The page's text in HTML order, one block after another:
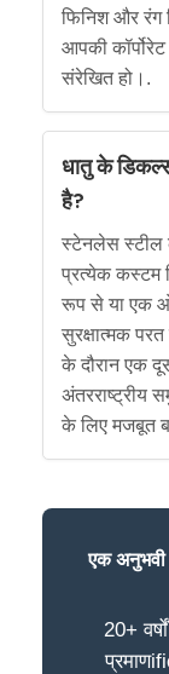
फिनिश और रंग
आपकी
संरेखित हो।.
धातु के
है?
स्टेनलेस स्टील
प्रत्येक कस्टम
रूप से या एक
सुरक्षात्मक
के दौरान एक
अंतरराष्ट्रीय
के लिए मजबूत
एक अनुभवी
20+